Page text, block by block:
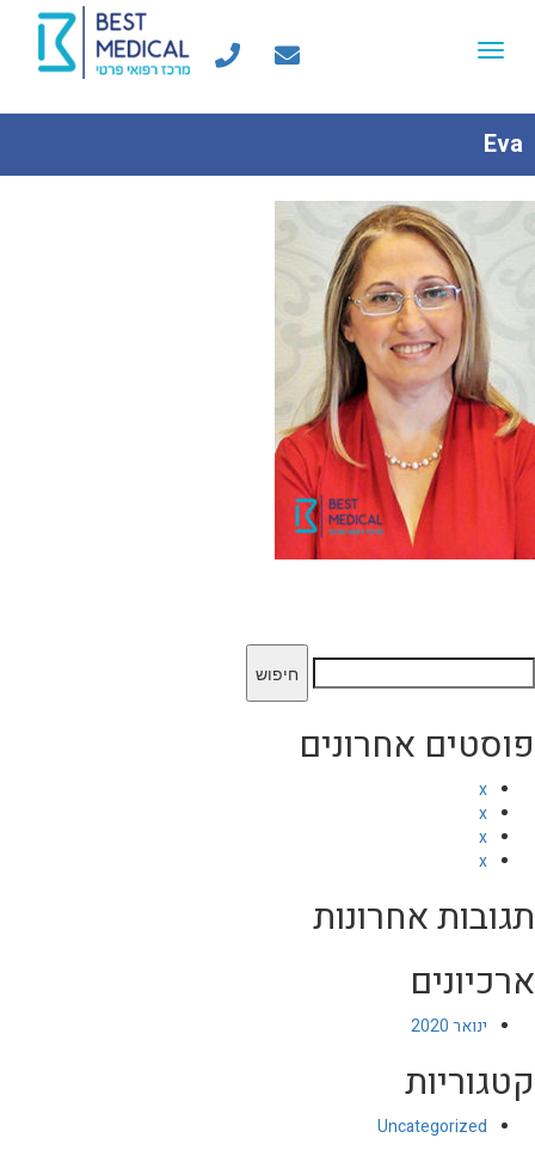
Toggle
Eva
חיפוש:
פוסטים אחרונים
x
x
x
x
תגובות אחרונות
ארכיונים
ינואר 2020
קטגוריות
Uncategorized